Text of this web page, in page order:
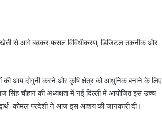
खेती से आगे बढ़कर फसल विविधीकरण, डिजिटल तकनीक और
की आय दोगुनी करने और कृषि क्षेत्र को आधुनिक बनाने के लिए
सिंह चौहान की अध्यक्षता में नई दिल्ली में आयोजित इस उच्च
कोमल परदेशी ने आज इस आशय की जानकारी दी।